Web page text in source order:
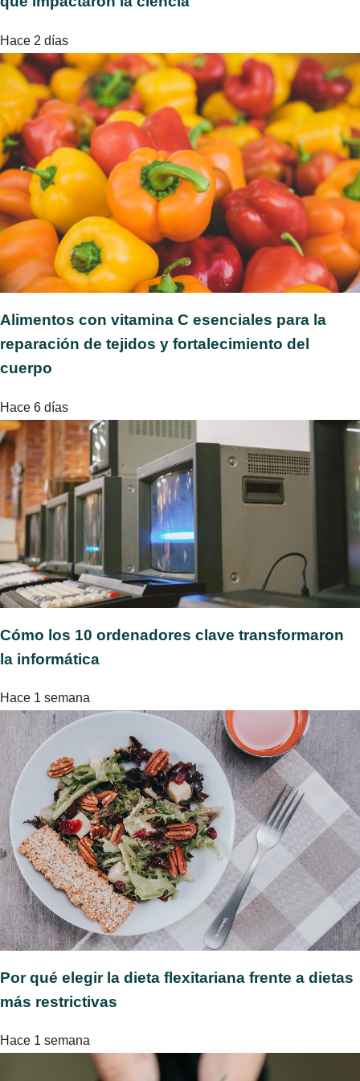
Hace 2 días
Alimentos con vitamina C esenciales para la
reparación de tejidos y fortalecimiento del
cuerpo
Hace 6 días
Cómo los 10 ordenadores clave transformaron
la informática
Hace 1 semana
Por qué elegir la dieta flexitariana frente a dietas
más restrictivas
Hace 1 semana